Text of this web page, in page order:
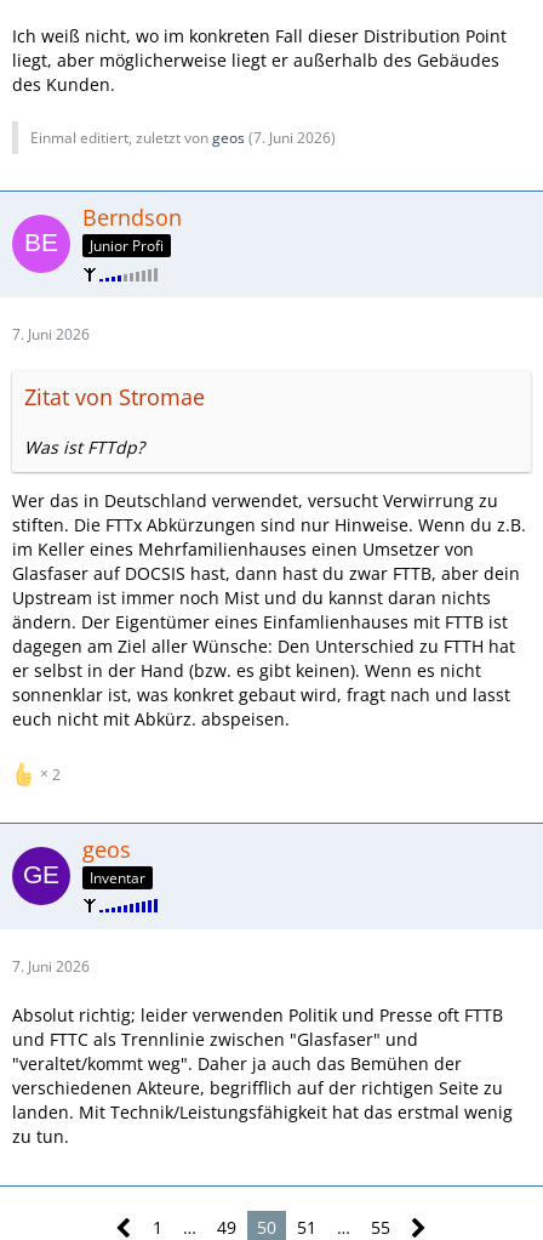
Ich weiß nicht, wo im konkreten Fall dieser Distribution Point
liegt, aber möglicherweise liegt er außerhalb des Gebäudes
des Kunden.
Einmal editiert, zuletzt vongeos(7. Juni 2026)
Berndson
Junior Profi
7. Juni 2026
Zitat von Stromae
Was ist FTTdp?
Wer das in Deutschland verwendet, versucht Verwirrung zu
stiften. Die FTTx Abkürzungen sind nur Hinweise. Wenn du z.B.
im Keller eines Mehrfamilienhauses einen Umsetzer von
Glasfaser auf DOCSIS hast, dann hast du zwar FTTB, aber dein
Upstream ist immer noch Mist und du kannst daran nichts
ändern. Der Eigentümer eines Einfamlienhauses mit FTTB ist
dagegen am Ziel aller Wünsche: Den Unterschied zu FTTH hat
er selbst in der Hand (bzw. es gibt keinen). Wenn es nicht
sonnenklar ist, was konkret gebaut wird, fragt nach und lasst
euch nicht mit Abkürz. abspeisen.
2
geos
Inventar
7. Juni 2026
Absolut richtig; leider verwenden Politik und Presse oft FTTB
und FTTC als Trennlinie zwischen "Glasfaser" und
"veraltet/kommt weg". Daher ja auch das Bemühen der
verschiedenen Akteure, begrifflich auf der richtigen Seite zu
landen. Mit Technik/Leistungsfähigkeit hat das erstmal wenig
zu tun.
1 … 49 50 51 … 55